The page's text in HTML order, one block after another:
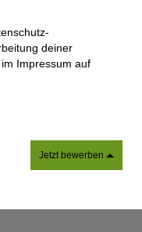
deiner
Impressum auf
Jetzt bewerben